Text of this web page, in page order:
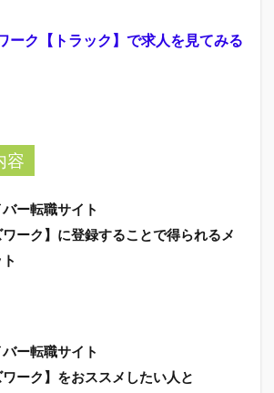
ーク【トラック】で求人を見てみる
容
ー転職サイト
ーク】に登録することで得られるメ
ー転職サイト
ーク】をおススメしたい人と